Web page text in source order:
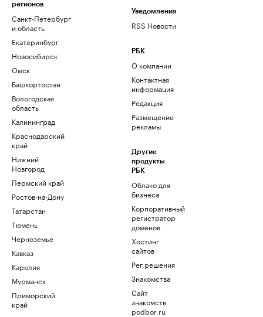
регионов
Санкт-Петербург
и область
Екатеринбург
Новосибирск
Омск
Башкортостан
Вологодская
область
Калининград
Краснодарский
край
Нижний
Новгород
Пермский край
Ростов-на-Дону
Татарстан
Тюмень
Черноземье
Кавказ
Карелия
Мурманск
Приморский
край
Уведомления
RSS Новости
РБК
О компании
Контактная
информация
Редакция
Размещение
рекламы
Другие
продукты
РБК
Облако для
бизнеса
Корпоративный
регистратор
доменов
Хостинг
сайтов
Рег.решения
Знакомства
Сайт
знакомств
podbor.ru